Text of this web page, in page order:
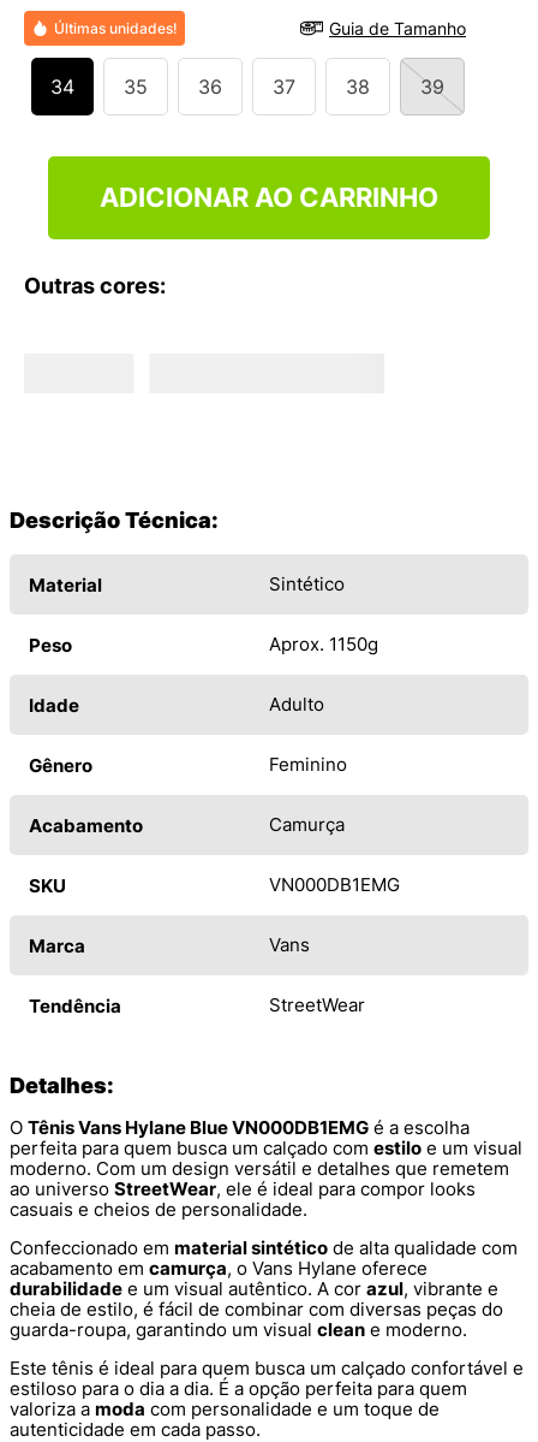
Últimas unidades! Guia de Tamanho
34 35 36 37 38 39
ADICIONAR AO CARRINHO
Outras cores:
Descrição Técnica:
Material Sintético
Peso Aprox. 1150g
Idade Adulto
Gênero Feminino
Acabamento Camurça
SKU VN000DB1EMG
Marca Vans
Tendência StreetWear
Detalhes:
O Tênis Vans Hylane Blue VN000DB1EMG é a escolha
perfeita para quem busca um calçado com estilo e um visual
moderno. Com um design versátil e detalhes que remetem
ao universo StreetWear, ele é ideal para compor looks
casuais e cheios de personalidade.
Confeccionado em material sintético de alta qualidade com
acabamento em camurça, o Vans Hylane oferece
durabilidade e um visual autêntico. A cor azul, vibrante e
cheia de estilo, é fácil de combinar com diversas peças do
guarda-roupa, garantindo um visual clean e moderno.
Este tênis é ideal para quem busca um calçado confortável e
estiloso para o dia a dia. É a opção perfeita para quem
valoriza a moda com personalidade e um toque de
autenticidade em cada passo.
9º
NEW 530
10º VANS TÊNIS VANS ULTRARANGE